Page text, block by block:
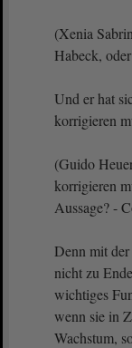
(Xenia
Habeck,
Und er hat
korrigieren
(Guido
korrigieren
Aussage? -
Denn mit
nicht zu
wichtiges
wenn sie in
Wachstum,